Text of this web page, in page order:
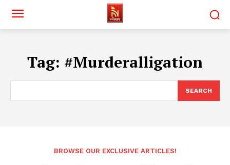
Tag: #Murderalligation
SEARCH
BROWSE OUR EXCLUSIVE ARTICLES!